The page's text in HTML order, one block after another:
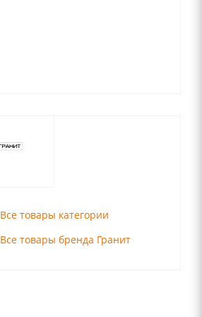
Все товары категории
Все товары бренда Гранит